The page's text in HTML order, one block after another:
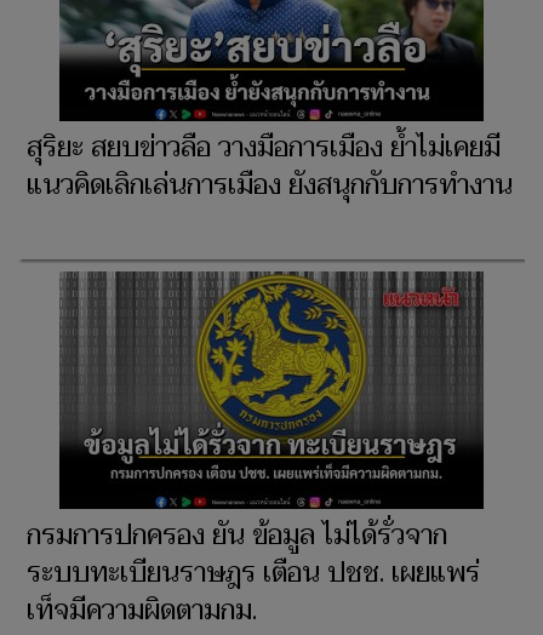
สุริยะ สยบข่าวลือ วางมือการเมือง ย้ำไม่เคยมี
แนวคิดเลิกเล่นการเมือง ยังสนุกกับการทำงาน
กรมการปกครอง ยัน ข้อมูล ไม่ได้รั่วจาก
ระบบทะเบียนราษฎร เตือน ปชช. เผยแพร่
เท็จมีความผิดตามกม.